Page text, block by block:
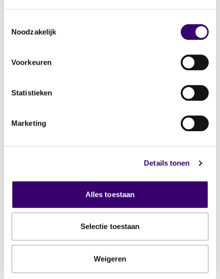
Noodzakelijk
Voorkeuren
Statistieken
Marketing
Details tonen
Alles toestaan
Selectie toestaan
Weigeren
constructies, zoals belastingvrije schenkingen
schenking past binnen Nico’s eigen financiële
planning, zodat hij op lange termijn financieel
kinderen kan helpen zonder mijn eigen
toekomst in gevaar te brengen. Dat had ik zelf
Van twijfel naar een doordacht
plan
heeft Nico nu een concreet plan opgesteld. Hij
weet hoe hij zijn kinderen op een
én hoe hij zijn vermogen goed beheert voor de